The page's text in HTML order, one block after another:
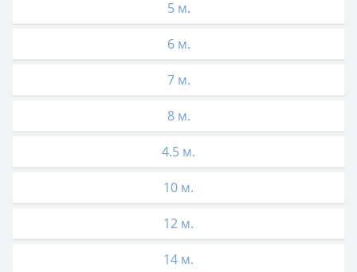
5 м.
6 м.
7 м.
8 м.
4.5 м.
10 м.
12 м.
14 м.